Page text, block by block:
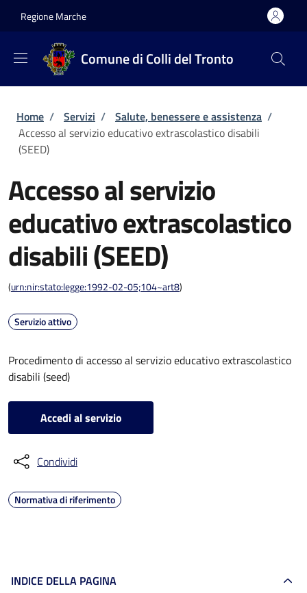
Regione Marche
Comune di Colli del Tronto
Briciole di pane
Home / Servizi / Salute, benessere e assistenza /
Accesso al servizio educativo extrascolastico disabili
(SEED)
Accesso al servizio
educativo extrascolastico
disabili (SEED)
(urn:nir:stato:legge:1992-02-05;104~art8)
Servizio attivo
Procedimento di accesso al servizio educativo extrascolastico
disabili (seed)
Accedi al servizio
Condividi
Normativa di riferimento
INDICE DELLA PAGINA